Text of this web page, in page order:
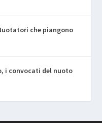
che piangono
i convocati del nuoto